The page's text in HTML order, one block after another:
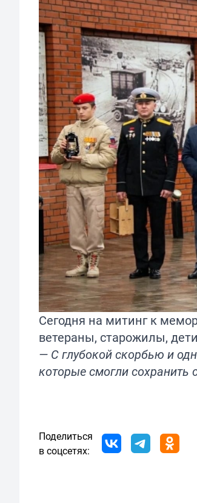
Сегодня на митинг к
ветераны, старожилы,
— С глубокой скорбью и
которые смогли сохранить
Поделиться
в соцсетях: